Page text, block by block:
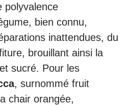
polyvalence
bien connu,
inattendues, du
brouillant ainsi la
sucré. Pour les
, surnommé fruit
chair orangée,